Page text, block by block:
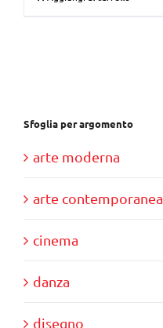
Sfoglia per argomento
arte moderna
arte contemporanea
cinema
danza
disegno